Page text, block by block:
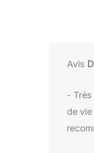
Avis
-
de